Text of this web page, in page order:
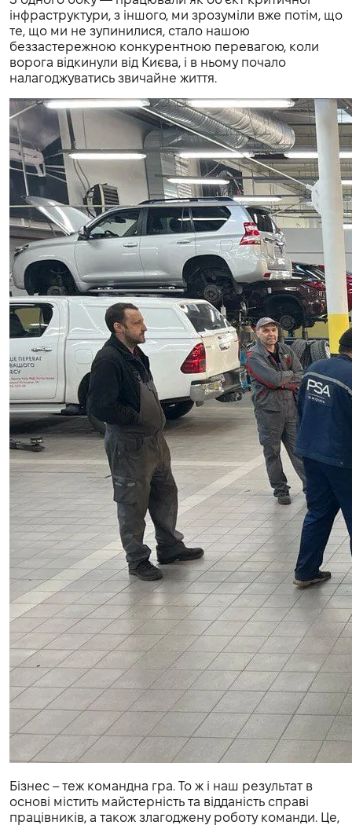
інфраструктури, з іншого, ми зрозуміли вже потім, що
те, що ми не зупинилися, стало нашою
беззастережною конкурентною перевагою, коли
ворога відкинули від Києва, і в ньому почало
налагоджуватись звичайне життя.
Бізнес – теж командна гра. То ж і наш результат в
основі містить майстерність та відданість справі
працівників, а також злагоджену роботу команди. Це,